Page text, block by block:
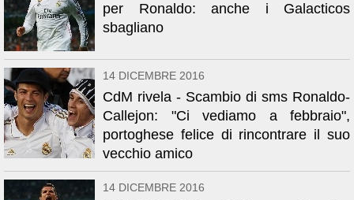
per Ronaldo: anche i Galacticos
sbagliano
14 DICEMBRE 2016
CdM rivela - Scambio di sms Ronaldo-
Callejon: "Ci vediamo a febbraio",
portoghese felice di rincontrare il suo
vecchio amico
14 DICEMBRE 2016